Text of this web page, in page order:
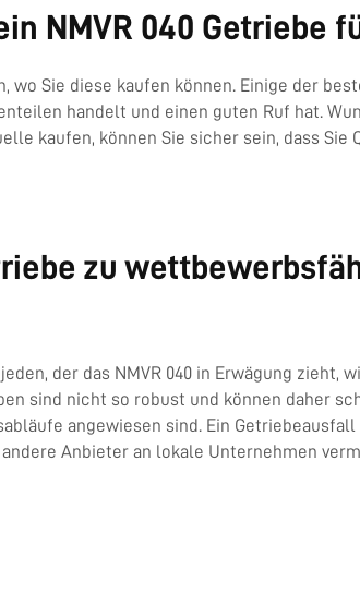
NMVR 040 Getriebe
Sie diese kaufen können. Einige der
handelt und einen guten Ruf hat.
kaufen, können Sie sicher sein, dass
zu
der das NMVR 040 in Erwägung zieht,
sind nicht so robust und können daher
angewiesen sind. Ein Getriebeausfall
Anbieter an lokale Unternehmen